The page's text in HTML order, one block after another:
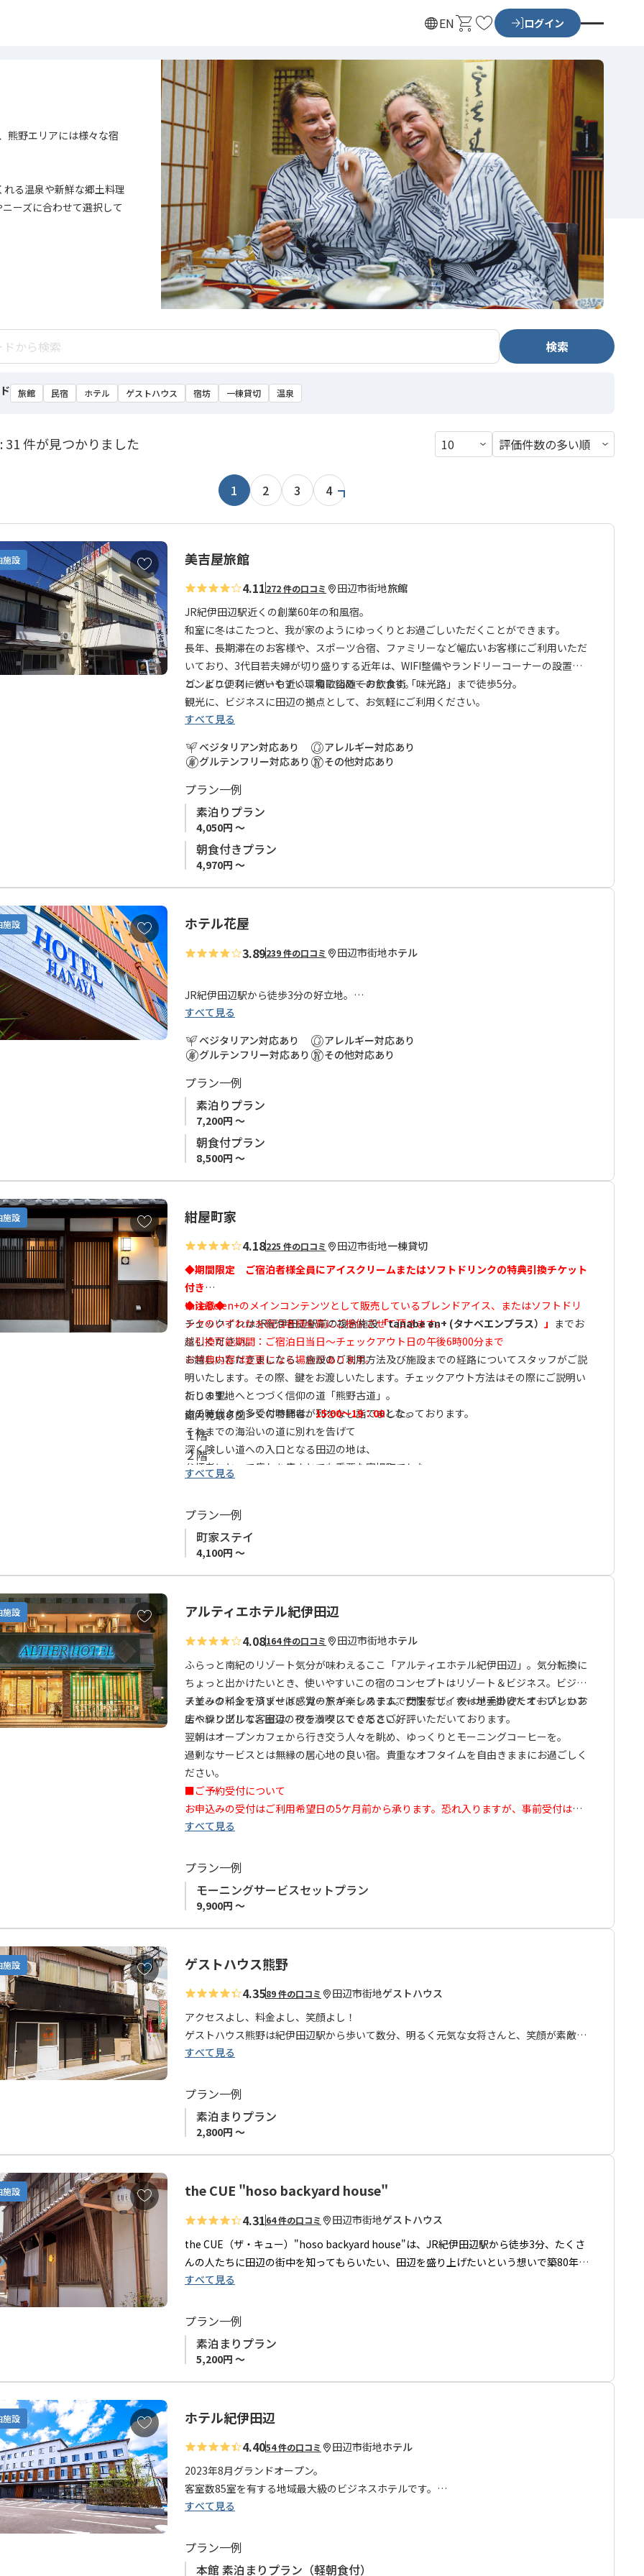
ENカ
ト
お
に
入
り
ログイン
熊野エリアには様々な宿
る温泉や新鮮な郷土料理
ーズに合わせて選択して
検索
旅館 民宿 ホテル ゲストハウス 宿坊 一棟貸切 温泉
31 件が見つかりました
1 2 3 4
施設
お
気
に
入
り
に
追
加
美吉屋旅館
4.11272 件の口コミ 田辺市街地旅館
JR紀伊田辺駅近くの創業60年の和風宿。
和室に冬はこたつと、我が家のようにゆっくりとお過ごしいただくことができます。
長年、長期滞在のお客様や、スポーツ合宿、ファミリーなど幅広いお客様にご利用いただ
いており、3代目若夫婦が切り盛りする近年は、WIFI整備やランドリーコーナーの設置な
ど、より便利に使いやすい環境に努めております。
コンビニ、スーパーも近く、和歌山随一の飲食街「味光路」まで徒歩5分。
観光に、ビジネスに田辺の拠点として、お気軽にご利用ください。
すべて見る
ベジタリアン対応あり
グルテンフリー対応あり
アレルギー対応あり
その他対応あり
プラン一例
素泊りプラン
4,050円 ～
朝食付きプラン
4,970円 ～
施設
お
気
に
入
り
に
追
加
ホテル花屋
3.89239 件の口コミ 田辺市街地ホテル
JR紀伊田辺駅から徒歩3分の好立地。
す。
うさぎのマークがかわいいTEA＆PUBラピーヌも必見。
ホテル花屋を出ると、まわりは味自慢の寿司・割烹・居酒屋 200軒以上の飲食店が並ぶ和
歌山県随一の飲食街「味光路」。
夕食付プランをお申込みいただき、ホテル提供の上質なお肉を召し上がっていただくも良
し、味光路で和歌山の旬の食材をお楽しみいただくのも良し。
い。
■隣接する一棟貸切のお宿「花庵ゲストハウス」も運営しております。こちらのご予約も
ご検討ください。
すべて見る
ベジタリアン対応あり
グルテンフリー対応あり
アレルギー対応あり
その他対応あり
プラン一例
素泊りプラン
7,200円 ～
朝食付プラン
8,500円 ～
施設
お
気
に
入
り
に
追
加
紺屋町家
4.18225 件の口コミ 田辺市街地一棟貸切
◆期間限定 ご宿泊者様全員にアイスクリームまたはソフトドリンクの特典引換チケット
付き
tanabe en+のメインコンテンツとして販売しているブレンドアイス、またはソフトドリ
ンクのいずれかを宿泊者様全員にご提供させて頂きます。
※引換可能期間：ご宿泊日当日～チェックアウト日の午後6時00分まで
※特典内容は変更になる場合があります。
祈りの聖地へとつづく信仰の道「熊野古道」。
古の時代より多くの参拝者が列をなし詣でました。
それまでの海沿いの道に別れを告げて
深く険しい道への入口となる田辺の地は、
参拝者にとって疲れを癒すとても重要な宿場町でした。
その当時の城下町のひとつがここ紺屋町。
古民家を再生し 新たに息がふきこまれた「紺屋町家」は
古の時代のあしあとをたどり その空気を感じることができる町家です。
日々ていねいに時を紡いできた人たちの残り香が
悠久の流れに思いを馳せる そんなゲストハウス「紺屋町家」が誕生しました。
えておりますので、
ビジネスの方やワーケーション利用にもおすすめです。
◆注意◆
チェックインはJR紀伊田辺駅前の複合施設「tanabe en+ (タナベエンプラス） 」 までお
越しください。
お越しいただきましたら、施設のご利用方法及び施設までの経路についてスタッフがご説
明いたします。その際、鍵をお渡しいたします。チェックアウト方法はその際にご説明い
たします。
※チェックイン受付時間は、15:00～19：00となっております。
館内見取り図
１階
２階
すべて見る
プラン一例
町家ステイ
4,100円 ～
施設
お
気
に
入
り
に
追
加
アルティエホテル紀伊田辺
4.08164 件の口コミ 田辺市街地ホテル
ふらっと南紀のリゾート気分が味わえるここ「アルティエホテル紀伊田辺」。気分転換に
ちょっと出かけたいとき、使いやすいこの宿のコンセプトはリゾート＆ビジネス。ビジネ
ス並みの料金でリゾート感覚の旅が楽しめます。女性デザイナーが手掛けたオープンカフ
ェやシンプルな客室は、リラックスできるとご好評いただいております。
チェックインを済ませば、カードキーシステムで門限なし。夜は地元の安くておいしいお
店へ繰り出して、田辺の夜を満喫してください。
翌朝はオープンカフェから行き交う人々を眺め、ゆっくりとモーニングコーヒーを。
過剰なサービスとは無縁の居心地の良い宿。貴重なオフタイムを自由きままにお過ごしく
ださい。
■ご予約受付について
お申込みの受付はご利用希望日の5ケ月前から承ります。恐れ入りますが、事前受付はい
たしかねますので、ご利用希望日の5ケ月前以降にお申込みいただきますようお願い申し
★ご注意
当館は荷物のお預かり、荷物搬送の対応は不可となっております。
すべて見る
プラン一例
モーニングサービスセットプラン
9,900円 ～
施設
お
気
に
入
り
に
追
加
ゲストハウス熊野
4.3589 件の口コミ 田辺市街地ゲストハウス
アクセスよし、料金よし、笑顔よし！
ゲストハウス熊野は紀伊田辺駅から歩いて数分、明るく元気な女将さんと、笑顔が素敵な
息子さんが切り盛りするアットホームなお宿です。
で来ていただいても何不自由ない田辺ライフを満喫していただけます。
～旨い酒飲んで、田辺の旨いもん食べて、ふわっと寝たいんや～
すべて見る
プラン一例
素泊まりプラン
2,800円 ～
施設
お
気
に
入
り
に
追
加
the CUE "hoso backyard house"
4.3164 件の口コミ 田辺市街地ゲストハウス
the CUE（ザ・キュー）"hoso backyard house"は、JR紀伊田辺駅から徒歩3分、たくさ
んの人たちに田辺の街中を知ってもらいたい、田辺を盛り上げたいという想いで築80年の
古民家をリノベーション、2017年5月にゲストハウスとしてオープンしました。
玄関入り口にはレトロな電話があり、昭和感漂う懐かしい感じでゆっくりくつろげるお部
屋となっております。
近くには、飲食店が並ぶ「味光路通り」があり、新鮮な食材や旬なものを使った地元なら
ではの料理を満喫していただけます。
◆ご注意◆
受け取ることは出来ませんのであらかじめご了承ください。
すべて見る
プラン一例
素泊まりプラン
5,200円 ～
施設
お
気
に
入
り
に
追
加
ホテル紀伊田辺
4.4054 件の口コミ 田辺市街地ホテル
2023年8月グランドオープン。
客室数85室を有する地域最大級のビジネスホテルです。
ワンサイズ大きなベッドをご用意しております。
また、2025年5月には別館''HANARE''もオープン！和の趣と洋の快適さを融合した和洋室
すべて見る
プラン一例
本館 素泊まりプラン（軽朝食付）